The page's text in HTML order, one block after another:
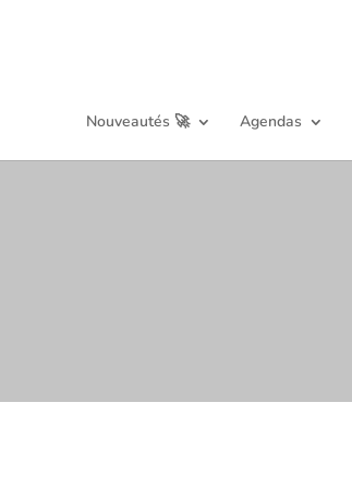
Nouveautés 🚀 Agendas